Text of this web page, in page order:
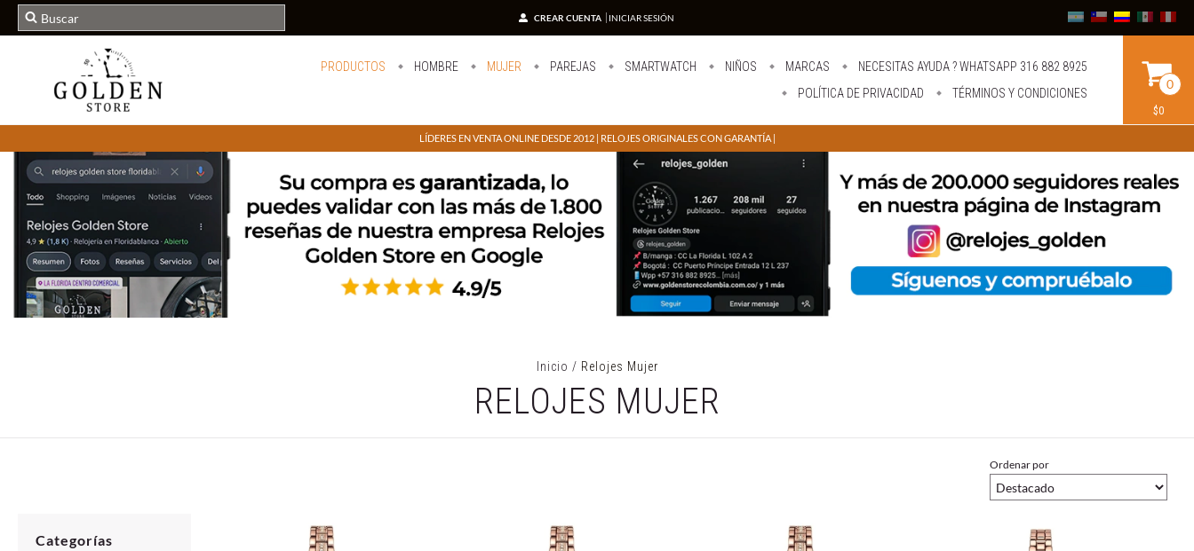
CREAR CUENTA INICIAR SESIÓN
PRODUCTOS HOMBRE MUJER PAREJAS SMARTWATCH NIÑOS MARCAS
NECESITAS AYUDA ? WHATSAPP 316 882 8925
POLÍTICA DE PRIVACIDAD
TÉRMINOS Y CONDICIONES
0
$0
LÍDERES EN VENTA ONLINE DESDE 2012 | RELOJES ORIGINALES CON GARANTÍA |
Inicio / Relojes Mujer
RELOJES MUJER
Ordenar por
Categorías